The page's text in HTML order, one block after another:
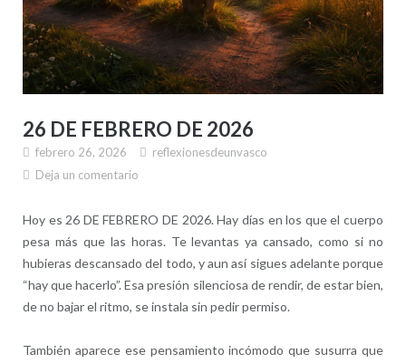
26 DE FEBRERO DE 2026
febrero 26, 2026
reflexionesdeunvasco
Deja un comentario
Hoy es 26 DE FEBRERO DE 2026. Hay días en los que el cuerpo
pesa más que las horas. Te levantas ya cansado, como si no
hubieras descansado del todo, y aun así sigues adelante porque
“hay que hacerlo”. Esa presión silenciosa de rendir, de estar bien,
de no bajar el ritmo, se instala sin pedir permiso.
También aparece ese pensamiento incómodo que susurra que